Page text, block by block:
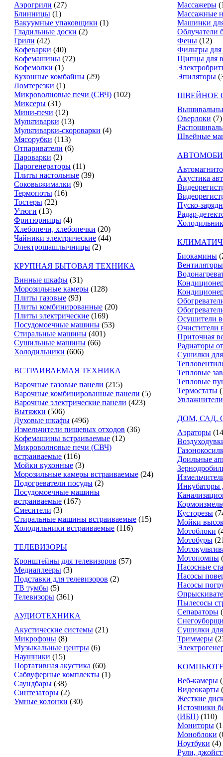
Аэрогрили (27)
Блинницы (1)
Вакуумные упаковщики (1)
Гладильные доски (2)
Грили (42)
Кофеварки (40)
Кофемашины (72)
Кофемолки (1)
Кухонные комбайны (29)
Ломтерезки (1)
Микроволновые печи (СВЧ) (102)
Миксеры (31)
Мини-печи (12)
Мультиварки (13)
Мультиварки-скороварки (4)
Мясорубки (113)
Отпариватели (6)
Пароварки (2)
Парогенераторы (11)
Плиты настольные (39)
Соковыжималки (9)
Термопоты (16)
Тостеры (22)
Утюги (13)
Фритюрницы (4)
Хлебопечи, хлебопечки (20)
Чайники электрические (44)
Электрошашлычницы (2)
КРУПНАЯ БЫТОВАЯ ТЕХНИКА
Винные шкафы (31)
Морозильные камеры (128)
Плиты газовые (93)
Плиты комбинированные (20)
Плиты электрические (169)
Посудомоечные машины (53)
Стиральные машины (401)
Сушильные машины (66)
Холодильники (606)
ВСТРАИВАЕМАЯ ТЕХНИКА
Варочные газовые панели (215)
Варочные комбинированные панели (5)
Варочные электрические панели (423)
Вытяжки (506)
Духовые шкафы (496)
Измельчители пищевых отходов (36)
Кофемашины встраиваемые (12)
Микроволновые печи (СВЧ)
встраиваемые (116)
Мойки кухонные (3)
Морозильные камеры встраиваемые (24)
Подогреватели посуды (2)
Посудомоечные машины
встраиваемые (167)
Смесители (3)
Стиральные машины встраиваемые (15)
Холодильники встраиваемые (116)
ТЕЛЕВИЗОРЫ
Кронштейны для телевизоров (57)
Медиаплееры (3)
Подставки для телевизоров (2)
ТВ тумбы (5)
Телевизоры (361)
АУДИОТЕХНИКА
Акустические системы (21)
Микрофоны (8)
Музыкальные центры (6)
Наушники (15)
Портативная акустика (60)
Сабвуферные комплекты (1)
Саундбары (38)
Синтезаторы (2)
Умные колонки (30)
Массажеры
Массажные
Машинки
Облучатели
Фены (12)
Фильтры
Щипцы для
Эпиляторы
ШВЕЙНОЕ
Оверлоки (7)
Швейные
Акустика
Пуско-
Радар-
Биокамины
Вентиляторы
Осушители
Очистители
Приточная
Радиаторы
Сушилки
Тепловые
Тепловые
Термостаты
ДОМ, САД,
Аэраторы
Доильные
Инкубаторы
Кусторезы
Мойки
Мотоблоки
Мотобуры
Мотопомпы
Насосные
Насосы
Насосы
Пылесосы
Сепараторы
Сушилки
Триммеры
Веб-камеры
Видеокарты
Жесткие
Источники
(ИБП) (110)
Мониторы
Моноблоки
Ноутбуки (4)
Рули,